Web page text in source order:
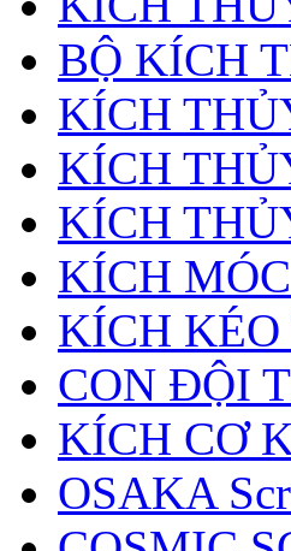
BỘ KÍCH
KÍCH
KÍCH
KÍCH
KÍCH
KÍCH
CON ĐỘI
KÍCH CƠ
OSAKA